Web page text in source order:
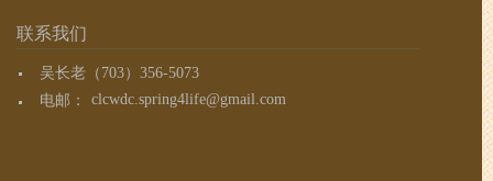
联系我们
吴长老（703）356-5073
电邮：
clcwdc.spring4life@gmail.com